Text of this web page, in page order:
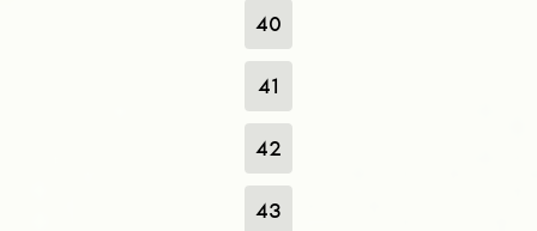
40
41
42
43